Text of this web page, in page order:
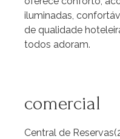
iluminadas,
de qualidade
todos adoram.
comercial
Central de